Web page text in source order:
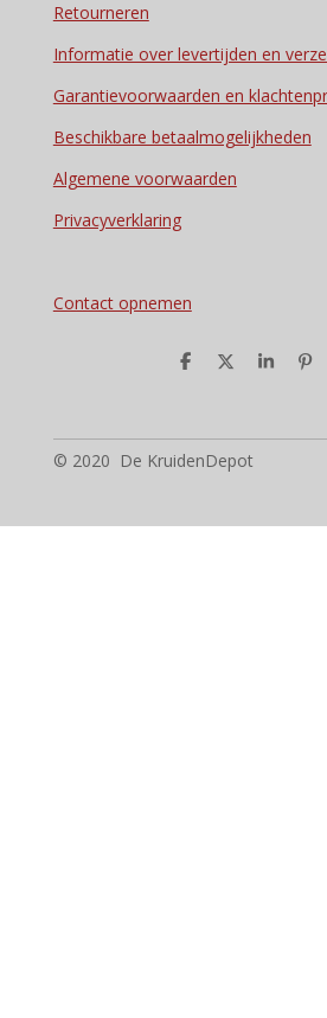
Retourneren
Informatie over levertijden en
Garantievoorwaarden en
Beschikbare betaalmogelijkheden
Algemene voorwaarden
Privacyverklaring
Contact opnemen
D
n
D
S
e
P
e
© 2020 De KruidenDepot